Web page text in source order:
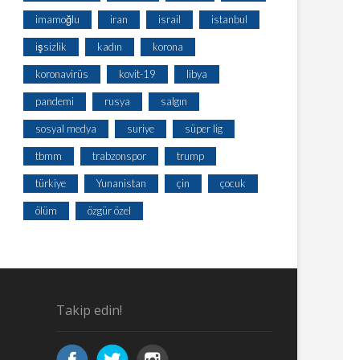
imamoğlu iran israil istanbul
işsizlik kadın korona
koronavirüs kovit-19 libya
pandemi rusya salgın
sosyal medya suriye süper lig
tbmm trabzonspor trump
türkiye Yunanistan çin çocuk
ölüm özgür özel
Takip edin!